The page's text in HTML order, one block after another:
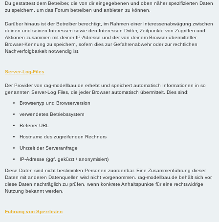
Du gestattest dem Betreiber, die von dir eingegebenen und oben näher spezifizierten Daten
zu speichern, um das Forum betreiben und anbieten zu können.
Darüber hinaus ist der Betreiber berechtigt, im Rahmen einer Interessenabwägung zwischen
deinen und seinen Interessen sowie den Interessen Dritter, Zeitpunkte von Zugriffen und
Aktionen zusammen mit deiner IP-Adresse und der von deinem Browser übermittelter
Browser-Kennung zu speichern, sofern dies zur Gefahrenabwehr oder zur rechtlichen
Nachverfolgbarkeit notwendig ist.
Server-Log-Files
Der Provider von rag-modellbau.de erhebt und speichert automatisch Informationen in so
genannten Server-Log Files, die jeder Browser automatisch übermittelt. Dies sind:
Browsertyp und Browserversion
verwendetes Betriebssystem
Referrer URL
Hostname des zugreifenden Rechners
Uhrzeit der Serveranfrage
IP-Adresse (ggf. gekürzt / anonymisiert)
Diese Daten sind nicht bestimmten Personen zuordenbar. Eine Zusammenführung dieser
Daten mit anderen Datenquellen wird nicht vorgenommen. rag-modellbau.de behält sich vor,
diese Daten nachträglich zu prüfen, wenn konkrete Anhaltspunkte für eine rechtswidrige
Nutzung bekannt werden.
Führung von Sperrlisten